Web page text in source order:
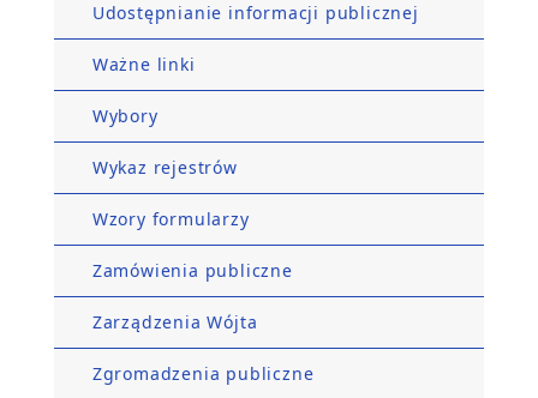
Udostępnianie informacji publicznej
Ważne linki
Wybory
Wykaz rejestrów
Wzory formularzy
Zamówienia publiczne
Zarządzenia Wójta
Zgromadzenia publiczne